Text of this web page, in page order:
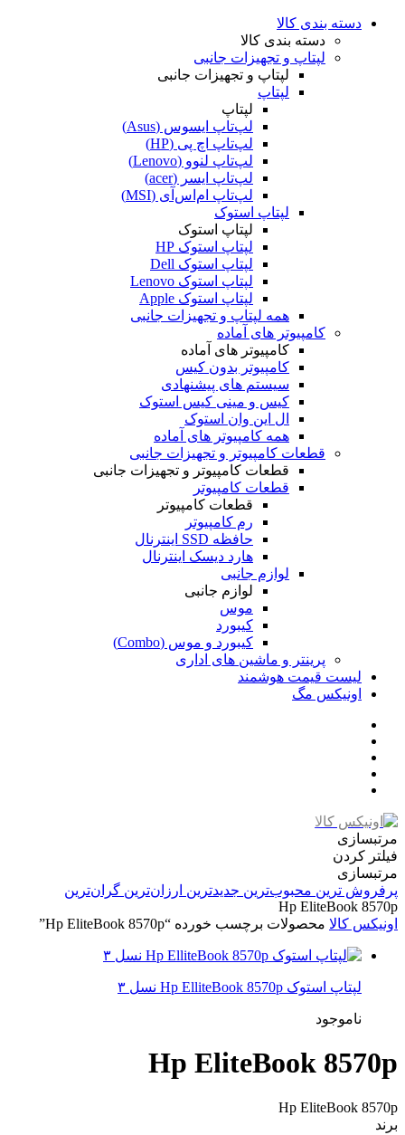
دسته بندی کالا
دسته بندی کالا
لپتاپ و تجهیزات جانبی
لپتاپ و تجهیزات جانبی
لپتاپ
لپتاپ
لپ‌تاپ ایسوس (Asus)
لپ‌تاپ اچ پی (HP)
لپ‌تاپ لنوو (Lenovo)
لپ‌تاپ ایسر (acer)
لپ‌تاپ ام‌اس‌آی (MSI)
لپتاپ استوک
لپتاپ استوک
لپتاپ استوک HP
لپتاپ استوک Dell
لپتاپ استوک Lenovo
لپتاپ استوک Apple
همه لپتاپ و تجهیزات جانبی
کامپیوتر های آماده
کامپیوتر های آماده
کامپیوتر بدون کیس
سیستم های پیشنهادی
کیس و مینی کیس استوک
ال این وان استوک
همه کامپیوتر های آماده
قطعات کامپیوتر و تجهیزات جانبی
قطعات کامپیوتر و تجهیزات جانبی
قطعات کامپیوتر
قطعات کامپیوتر
رم کامپیوتر
حافظه SSD اینترنال
هارد دیسک اینترنال
لوازم جانبی
لوازم جانبی
موس
کیبورد
کیبورد و موس (Combo)
پرینتر و ماشین های اداری
لیست قیمت هوشمند
اونیکس مگ
مرتبسازی
فیلتر کردن
مرتبسازی
پرفروش ترین محبوب‌ترین جدیدترین ارزان‌ترین گران‌ترین
Hp EliteBook 8570p
اونیکس کالا محصولات برچسب خورده “Hp EliteBook 8570p”
لپتاپ استوک Hp ElliteBook 8570p نسل ۳
ناموجود
Hp EliteBook 8570p
Hp EliteBook 8570p
برند